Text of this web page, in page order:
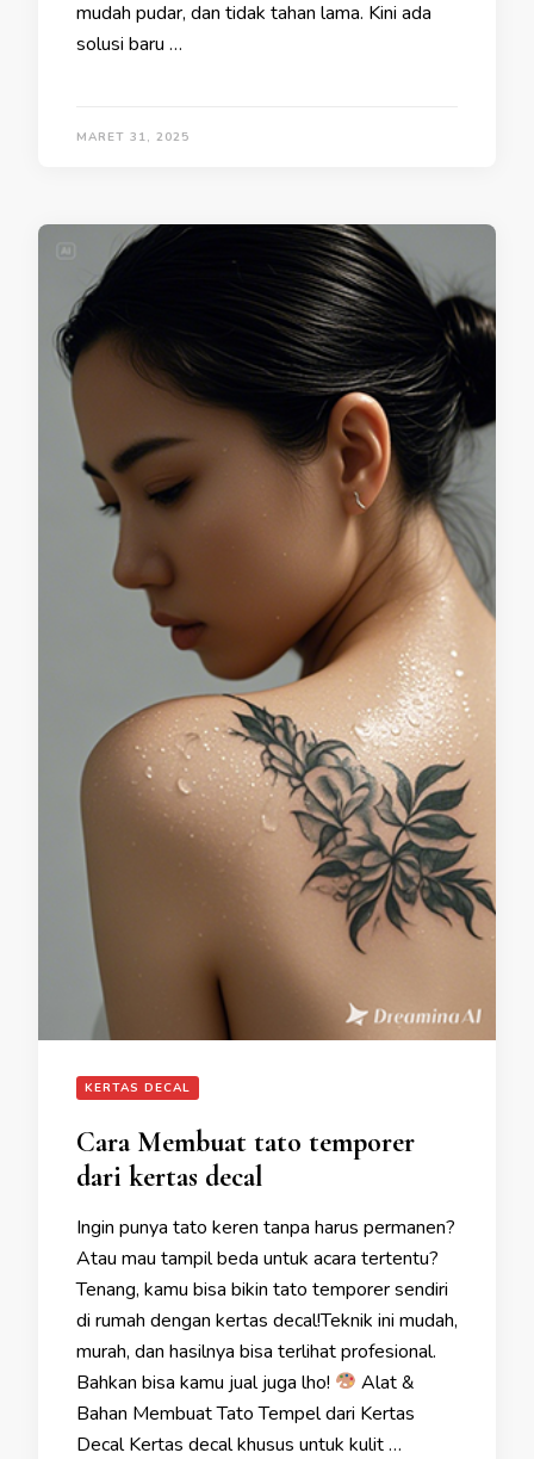
mudah pudar, dan tidak tahan lama. Kini ada
solusi baru …
MARET 31, 2025
KERTAS DECAL
Cara Membuat tato temporer
dari kertas decal
Ingin punya tato keren tanpa harus permanen?
Atau mau tampil beda untuk acara tertentu?
Tenang, kamu bisa bikin tato temporer sendiri
di rumah dengan kertas decal!Teknik ini mudah,
murah, dan hasilnya bisa terlihat profesional.
Bahkan bisa kamu jual juga lho!
Alat &
Bahan Membuat Tato Tempel dari Kertas
Decal Kertas decal khusus untuk kulit …